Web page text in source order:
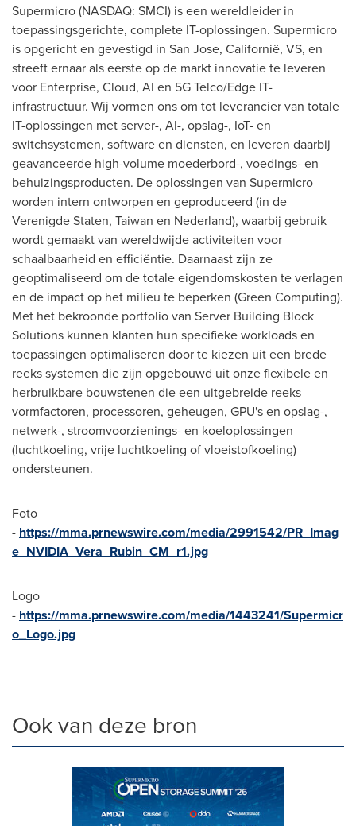
Supermicro (NASDAQ: SMCI) is een wereldleider in
toepassingsgerichte, complete IT-oplossingen. Supermicro
is opgericht en gevestigd in San Jose, Californië, VS, en
streeft ernaar als eerste op de markt innovatie te leveren
voor Enterprise, Cloud, AI en 5G Telco/Edge IT-
infrastructuur. Wij vormen ons om tot leverancier van totale
IT-oplossingen met server-, AI-, opslag-, IoT- en
switchsystemen, software en diensten, en leveren daarbij
geavanceerde high-volume moederbord-, voedings- en
behuizingsproducten. De oplossingen van Supermicro
worden intern ontworpen en geproduceerd (in de
Verenigde Staten, Taiwan en Nederland), waarbij gebruik
wordt gemaakt van wereldwijde activiteiten voor
schaalbaarheid en efficiëntie. Daarnaast zijn ze
geoptimaliseerd om de totale eigendomskosten te verlagen
en de impact op het milieu te beperken (Green Computing).
Met het bekroonde portfolio van Server Building Block
Solutions kunnen klanten hun specifieke workloads en
toepassingen optimaliseren door te kiezen uit een brede
reeks systemen die zijn opgebouwd uit onze flexibele en
herbruikbare bouwstenen die een uitgebreide reeks
vormfactoren, processoren, geheugen, GPU's en opslag-,
netwerk-, stroomvoorzienings- en koeloplossingen
(luchtkoeling, vrije luchtkoeling of vloeistofkoeling)
ondersteunen.
Foto
- https://mma.prnewswire.com/media/2991542/PR_Imag
e_NVIDIA_Vera_Rubin_CM_r1.jpg
Logo
- https://mma.prnewswire.com/media/1443241/Supermicr
o_Logo.jpg
Ook van deze bron